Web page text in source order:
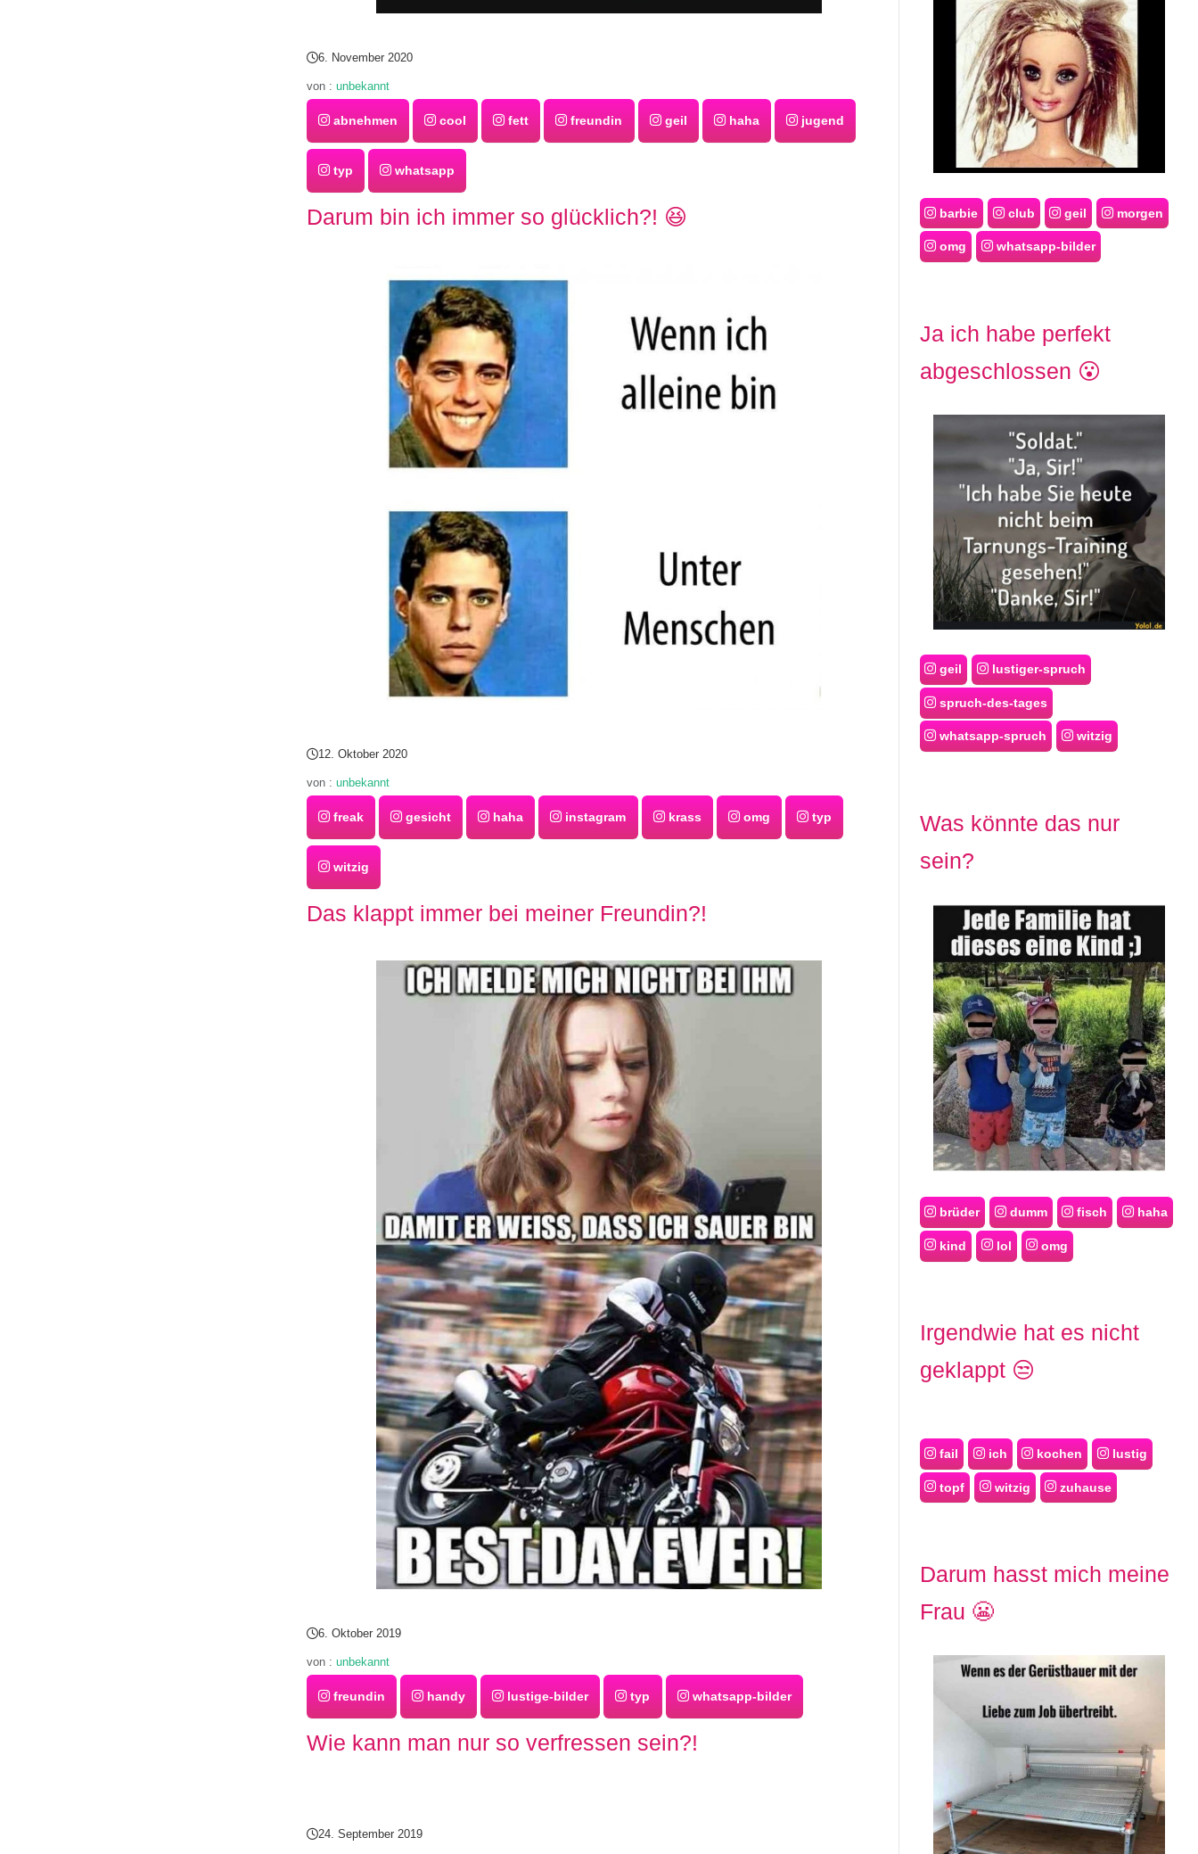
6. November 2020
von : unbekannt
abnehmen cool fett freundin geil haha jugend
typ whatsapp
Darum bin ich immer so glücklich?! 😆
12. Oktober 2020
von : unbekannt
freak gesicht haha instagram krass omg typ
witzig
Das klappt immer bei meiner Freundin?!
6. Oktober 2019
von : unbekannt
freundin handy lustige-bilder typ whatsapp-bilder
Wie kann man nur so verfressen sein?!
24. September 2019
barbie club geil morgen
omg whatsapp-bilder
Ja ich habe perfekt
abgeschlossen 😮
geil lustiger-spruch
spruch-des-tages
whatsapp-spruch witzig
Was könnte das nur
sein?
brüder dumm fisch haha
kind lol omg
Irgendwie hat es nicht
geklappt 😒
fail ich kochen lustig
topf witzig zuhause
Darum hasst mich meine
Frau 😬